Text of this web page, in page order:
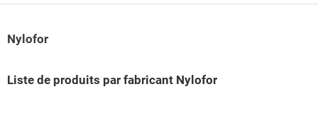
Nylofor
Liste de produits par fabricant Nylofor